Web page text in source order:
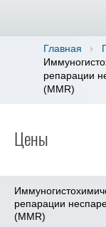
Главная
репарации
(MMR)
Цены
репарации
(MMR)